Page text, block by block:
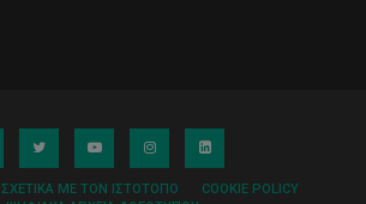
ΣΧΕΤΙΚΆ ΜΕ ΤΟΝ ΙΣΤΌΤΟΠΟ
COOKIE POLICY